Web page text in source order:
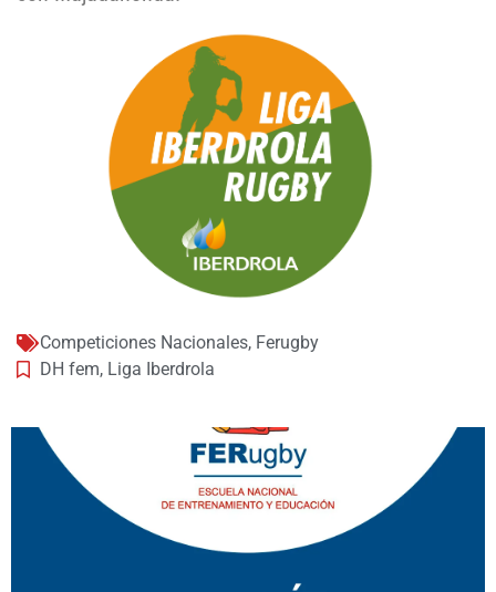
Competiciones Nacionales, Ferugby
DH fem, Liga Iberdrola